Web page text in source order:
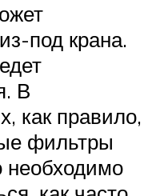
под крана.
В
как правило,
фильтры
необходимо